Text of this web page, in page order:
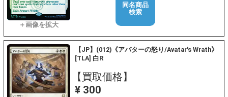
同名商品
検索
【JP】(012)《アバターの怒り/Avatar's Wrath》
[TLA] 白R
【買取価格】
¥ 300